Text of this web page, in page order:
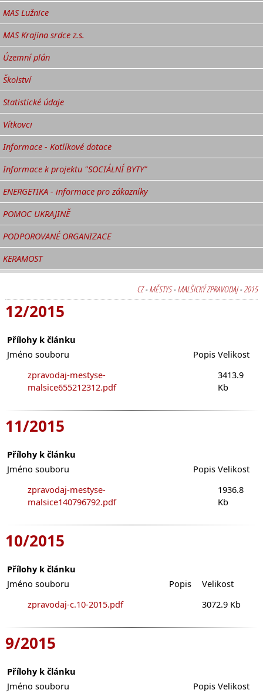
MAS Lužnice
MAS Krajina srdce z.s.
Územní plán
Školství
Statistické údaje
Vítkovci
Informace - Kotlíkové dotace
Informace k projektu "SOCIÁLNÍ BYTY"
ENERGETIKA - informace pro zákazníky
POMOC UKRAJINĚ
PODPOROVANÉ ORGANIZACE
KERAMOST
CZ-MĚSTYS-MALŠICKÝ ZPRAVODAJ-2015
12/2015
Přílohy k článku
Jméno souboru
Popis Velikost
zpravodaj-mestyse-
malsice655212312.pdf
3413.9
Kb
11/2015
Přílohy k článku
Jméno souboru
Popis Velikost
zpravodaj-mestyse-
malsice140796792.pdf
1936.8
Kb
10/2015
Přílohy k článku
Jméno souboru
Popis
Velikost
zpravodaj-c.10-2015.pdf
3072.9 Kb
9/2015
Přílohy k článku
Jméno souboru
Popis Velikost